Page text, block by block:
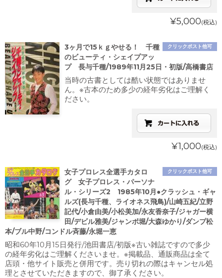
¥5,000(税込)
クリックポスト他可
3ヶ月で15ｋｇやせる！ 千種
のビューティ・シェイプアッ
プ 長与千種/1989年11月25日・初版/高橋書店
当時の古書としては酷い状態ではありませ
ん。※古本のため多少の経年劣化はご理解く
ださい。
¥1,000(税込)
クリックポスト他可
女子プロレス全選手カタロ
グ 女子プロレス・パーソナ
ル・シリーズ2 1985年10月●クラッシュ・ギャ
ルズ(長与千種、ライオネス飛鳥)/山崎五紀/立野
記代/小倉由美/小松美加/永友香奈子/ジャガー横
田/デビル雅美/ジャンボ堀/大森ゆかり/ダンプ松
本/ブル中野/コンドル斉藤/永堀一恵
昭和60年10月15日発行/池田書店/初版※古い雑誌ですので多少
の経年劣化はご理解くださいませ。※掲載品、通販商品は全て
店頭・他サイト販売と併用です。売り切れの際はキャンセル処
理とさせていただきますので、御了承ください。